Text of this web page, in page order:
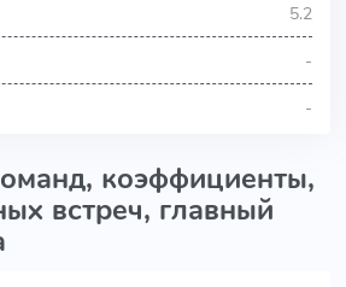
5.2
-
-
коэффициенты,
встреч, главный